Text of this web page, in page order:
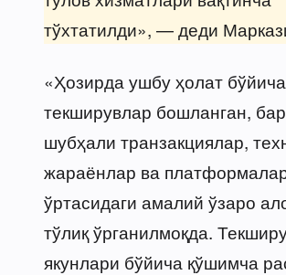
тўхтатилди», — деди
«Ҳозирда ушбу ҳолат
текширувлар бошланган,
шубҳали транзакциялар,
жараёнлар ва
ўртасидаги амалий ўзаро
тўлиқ ўрганилмоқда.
якунлари бўйича қўшимча